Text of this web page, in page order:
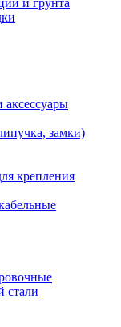
и грунта
замки)
крепления
стали